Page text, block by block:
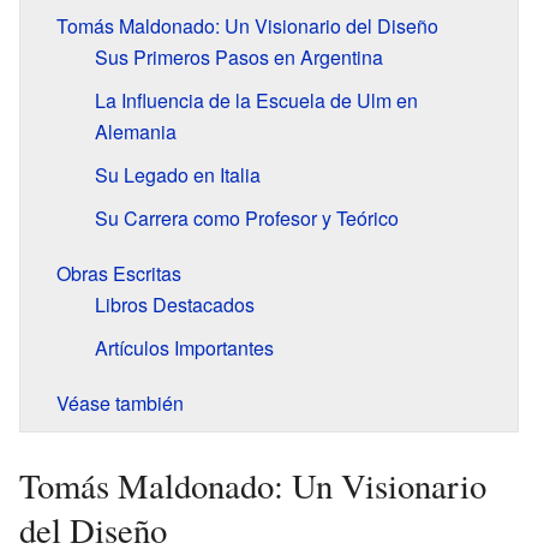
Tomás Maldonado: Un Visionario del Diseño
Sus Primeros Pasos en Argentina
La Influencia de la Escuela de Ulm en
Alemania
Su Legado en Italia
Su Carrera como Profesor y Teórico
Obras Escritas
Libros Destacados
Artículos Importantes
Véase también
Tomás Maldonado: Un Visionario
del Diseño